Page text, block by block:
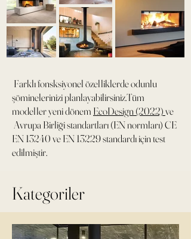
Farklı fonsksiyonel özelliklerde odunlu
şöminelerinizi planlayabilirsiniz.Tüm
modeller yeni dönem EcoDesign (2022)ve
Avrupa Birliği standartları (EN normları) CE
EN 13240 ve EN 13229 standardı için test
edilmiştir.
Kategoriler